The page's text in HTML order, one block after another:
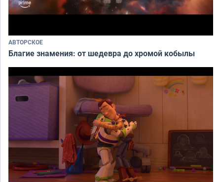
АВТОРСКОЕ
Благие знамения: от шедевра до хромой кобылы